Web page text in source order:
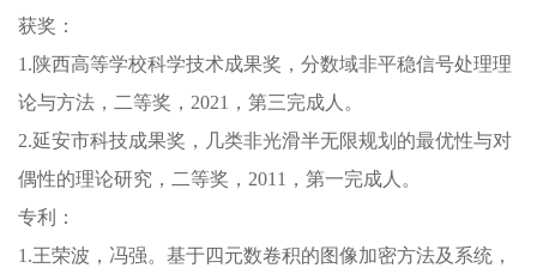
获奖：
1.陕西高等学校科学技术成果奖，分数域非平稳信号处理理
论与方法，二等奖，2021，第三完成人。
2.延安市科技成果奖，几类非光滑半无限规划的最优性与对
偶性的理论研究，二等奖，2011，第一完成人。
专利：
1.王荣波，冯强。基于四元数卷积的图像加密方法及系统，